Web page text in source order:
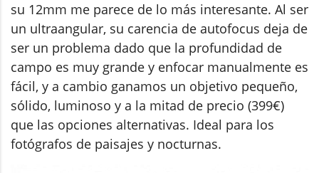
su 12mm me parece de lo más interesante. Al ser
un ultraangular, su carencia de autofocus deja de
ser un problema dado que la profundidad de
campo es muy grande y enfocar manualmente es
fácil, y a cambio ganamos un objetivo pequeño,
sólido, luminoso y a la mitad de precio (399€)
que las opciones alternativas. Ideal para los
fotógrafos de paisajes y nocturnas.